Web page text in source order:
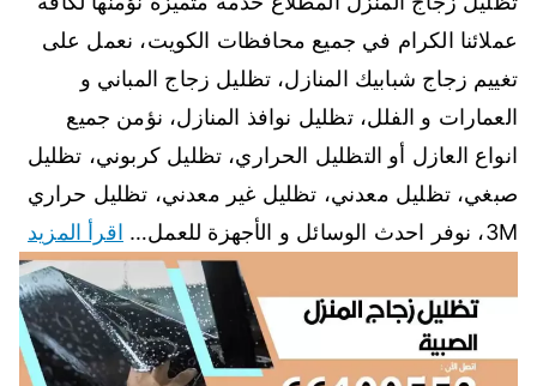
عملائنا الكرام في جميع محافظات الكويت، نعمل على
تغييم زجاج شبابيك المنازل، تظليل زجاج المباني و
العمارات و الفلل، تظليل نوافذ المنازل، نؤمن جميع
انواع العازل أو التظليل الحراري، تظليل كربوني، تظليل
صبغي، تظليل معدني، تظليل غير معدني، تظليل حراري
3M، نوفر احدث الوسائل و الأجهزة للعمل…
اقرأ المزيد